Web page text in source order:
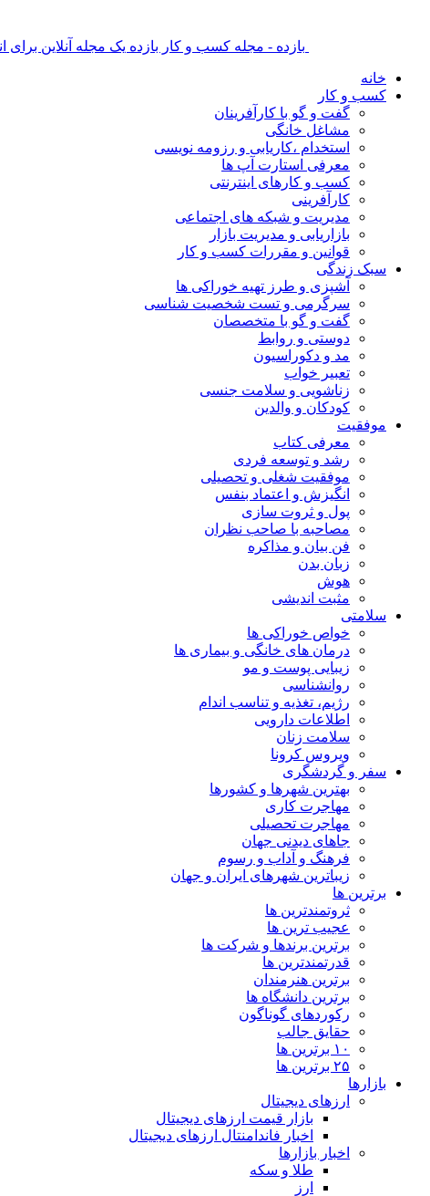
بازده - مجله کسب و کار بازده یک مجله آنلاین
خانه
کسب و کار
گفت و گو با کارآفرینان
مشاغل خانگی
استخدام ،کاریابی و رزومه نویسی
معرفی استارت آپ ها
کسب و کارهای اینترنتی
کارآفرینی
مدیریت و شبکه های اجتماعی
بازاریابی و مدیریت بازار
قوانین و مقررات کسب و کار
سبک زندگی
آشپزی و طرز تهیه خوراکی ها
سرگرمی و تست شخصیت شناسی
گفت و گو با متخصصان
دوستی و روابط
مد و دکوراسیون
تعبیر خواب
زناشویی و سلامت جنسی
کودکان و والدین
موفقیت
معرفی کتاب
رشد و توسعه فردی
موفقیت شغلی و تحصیلی
انگیزش و اعتماد بنفس
پول و ثروت سازی
مصاحبه با صاحب نظران
فن بیان و مذاکره
زبان بدن
هوش
مثبت اندیشی
سلامتی
خواص خوراکی ها
درمان های خانگی و بیماری ها
زیبایی پوست و مو
روانشناسی
رژیم، تغذیه و تناسب اندام
اطلاعات دارویی
سلامت زنان
ویروس کرونا
سفر و گردشگری
بهترین شهرها و کشورها
مهاجرت کاری
مهاجرت تحصیلی
جاهای دیدنی جهان
فرهنگ و آداب و رسوم
زیباترین شهرهای ایران و جهان
برترین ها
ثروتمندترین ها
عجیب ترین ها
برترین برندها و شرکت ها
قدرتمندترین ها
برترین هنرمندان
برترین دانشگاه ها
رکوردهای گوناگون
حقایق جالب
۱۰ برترین ها
۲۵ برترین ها
بازارها
ارزهای دیجیتال
بازار قیمت ارزهای دیجیتال
اخبار فاندامنتال ارزهای دیجیتال
اخبار بازارها
طلا و سکه
ارز